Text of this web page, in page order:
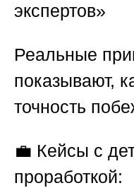
экспертов»
Реальные
показывают,
точность
💼 Кейсы с
проработкой: